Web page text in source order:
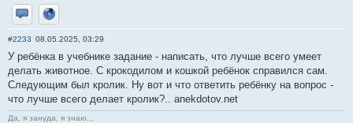
Отправить личное сообщение
Сайт
#2233 08.05.2025, 03:29
У ребёнка в учебнике задание - написать, что лучше всего умеет
делать животное. С крокодилом и кошкой ребёнок справился сам.
Следующим был кролик. Ну вот и что ответить ребёнку на вопрос -
что лучше всего делает кролик?.. anekdotov.net
Да, я зануда, я знаю...